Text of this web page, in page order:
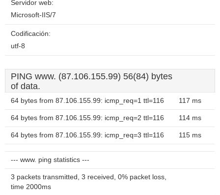
Servidor web:
Microsoft-IIS/7
Codificación:
utf-8
PING www. (87.106.155.99) 56(84) bytes
of data.
64 bytes from 87.106.155.99: icmp_req=1 ttl=116 117 ms
64 bytes from 87.106.155.99: icmp_req=2 ttl=116 114 ms
64 bytes from 87.106.155.99: icmp_req=3 ttl=116 115 ms
--- www. ping statistics ---
3 packets transmitted, 3 received, 0% packet loss,
time 2000ms